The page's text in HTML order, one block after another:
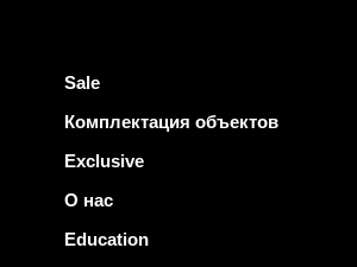
Sale
Комплектация объектов
Exclusive
О нас
Education